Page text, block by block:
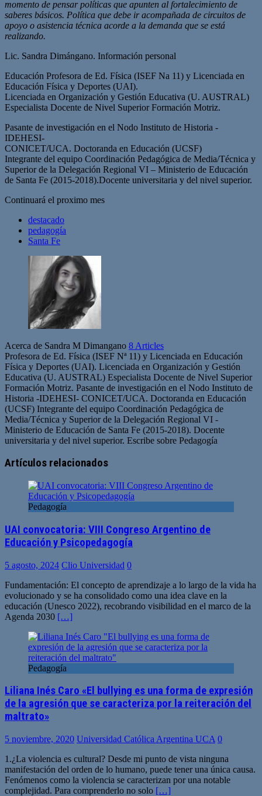
momento de pensar políticas que apunten al fortalecimiento de
saberes básicos. Política que debe ir acompañada de circuitos de
apoyo o asistencia técnica acorde a la demanda que se está
realizando.
Lic. Sandra Dimángano. Información personal
Educación Profesora de Ed. Física (ISEF Na 11) y Licenciada en
Educación Física y Deportes (UAI).
Licenciada en Organización y Gestión Educativa (U. AUSTRAL)
Especialista Docente de Nivel Superior Formación Motriz.
Pasante de investigación en el Nodo Instituto de Historia -
IDEHESI-
CONICET/UCA. Doctoranda en Educación (UCSF)
Integrante del equipo Coordinación Pedagógica de Media/Técnica y
Superior de la Delegación Regional VI – Ministerio de Educación
de Santa Fe (2015-2018).Docente universitaria y del nivel superior.
Continuará el proximo mes
destacado
pedagogía
Santa Fe
Acerca de Sandra M Dimangano 8 Articles
Profesora de Ed. Física (ISEF Nª 11) y Licenciada en Educación
Física y Deportes (UAI). Licenciada en Organización y Gestión
Educativa (U. AUSTRAL) Especialista Docente de Nivel Superior
Formación Motriz. Pasante de investigación en el Nodo Instituto de
Historia -IDEHESI- CONICET/UCA. Doctoranda en Educación
(UCSF) Integrante del equipo Coordinación Pedagógica de
Media/Técnica y Superior de la Delegación Regional VI -
Ministerio de Educación de Santa Fe (2015-2018). Docente
universitaria y del nivel superior. Escribe sobre Pedagogía
Artículos relacionados
Pedagogía
UAI convocatoria: VIII Congreso Argentino de
Educación y Psicopedagogía
5 agosto, 2024 Clio Universidad 0
Fundamentación: El concepto de aprendizaje a lo largo de la vida ha
evolucionado y se ha consolidado como una idea clave en la
educación (Unesco 2022), recobrando visibilidad en el marco de la
Agenda 2030 […]
Pedagogía
Liliana Inés Caro «El bullying es una forma de expresión
de la agresión que se caracteriza por la reiteración del
maltrato»
5 noviembre, 2020 Universidad Católica Argentina UCA 0
1.¿La violencia es cultural? Desde mi punto de vista ninguna
manifestación del orden de lo humano, puede tener una única causa.
Fenómenos como la violencia se caracterizan por una notable
complejidad. Para comprenderlo no solo […]